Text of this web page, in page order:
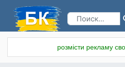
розмісти рекламу